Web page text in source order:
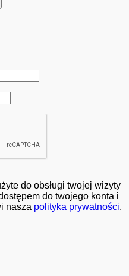
do obsługi twojej wizyty
do twojego konta i
nasza polityka prywatności.